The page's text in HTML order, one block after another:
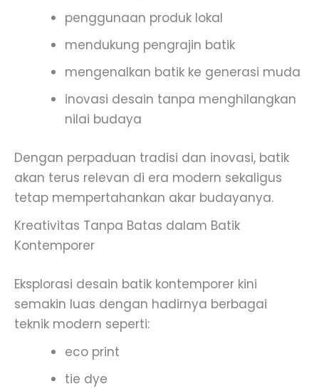
penggunaan produk lokal
mendukung pengrajin batik
mengenalkan batik ke generasi muda
inovasi desain tanpa menghilangkan
nilai budaya
Dengan perpaduan tradisi dan inovasi, batik
akan terus relevan di era modern sekaligus
tetap mempertahankan akar budayanya.
Kreativitas Tanpa Batas dalam Batik
Kontemporer
Eksplorasi desain batik kontemporer kini
semakin luas dengan hadirnya berbagai
teknik modern seperti:
eco print
tie dye